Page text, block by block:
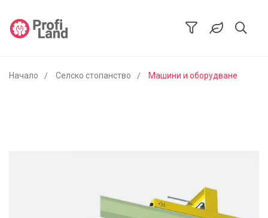
Начало Селско стопанство Машини и оборудване